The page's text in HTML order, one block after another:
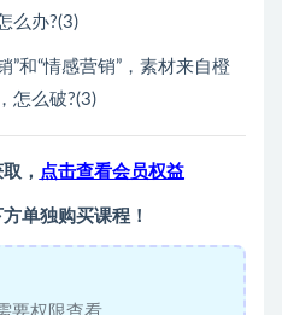
么办?(3)
”和“情感营销”，素材来自橙
怎么破?(3)
， 点击查看会员权益
单独购买课程！